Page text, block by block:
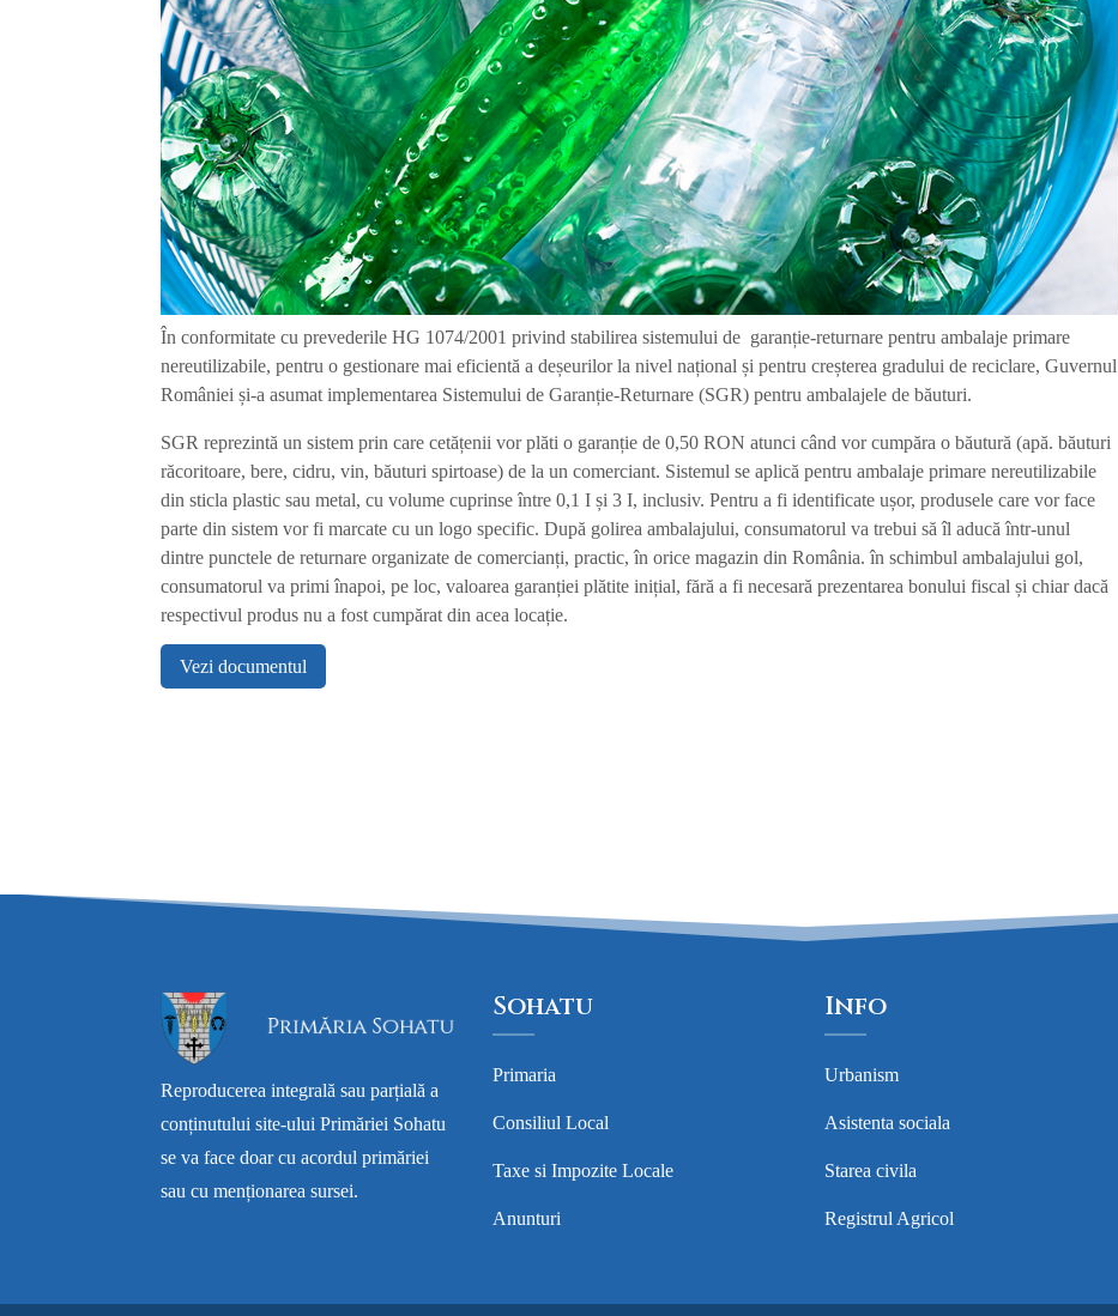
În conformitate cu prevederile HG 1074/2001 privind stabilirea sistemului de garanție-returnare pentru ambalaje primare
nereutilizabile, pentru o gestionare mai eficientă a deșeurilor la nivel național și pentru creșterea gradului de reciclare, Guvernul
României și-a asumat implementarea Sistemului de Garanție-Returnare (SGR) pentru ambalajele de băuturi.
SGR reprezintă un sistem prin care cetățenii vor plăti o garanție de 0,50 RON atunci când vor cumpăra o băutură (apă. băuturi
răcoritoare, bere, cidru, vin, băuturi spirtoase) de la un comerciant. Sistemul se aplică pentru ambalaje primare nereutilizabile
din sticla plastic sau metal, cu volume cuprinse între 0,1 I și 3 I, inclusiv. Pentru a fi identificate ușor, produsele care vor face
parte din sistem vor fi marcate cu un logo specific. După golirea ambalajului, consumatorul va trebui să îl aducă într-unul
dintre punctele de returnare organizate de comercianți, practic, în orice magazin din România. în schimbul ambalajului gol,
consumatorul va primi înapoi, pe loc, valoarea garanției plătite inițial, fără a fi necesară prezentarea bonului fiscal și chiar dacă
respectivul produs nu a fost cumpărat din acea locație.
Vezi documentul
Reproducerea integrală sau parțială a
conținutului site-ului Primăriei Sohatu
se va face doar cu acordul primăriei
sau cu menționarea sursei.
Sohatu
Primaria
Consiliul Local
Taxe si Impozite Locale
Anunturi
Info
Urbanism
Asistenta sociala
Starea civila
Registrul Agricol